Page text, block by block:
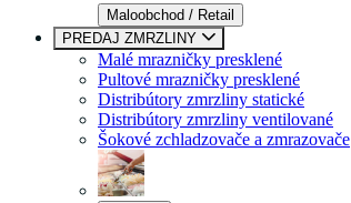
Maloobchod / Retail
PREDAJ ZMRZLINY
Malé mrazničky presklené
Pultové mrazničky presklené
Distribútory zmrzliny statické
Distribútory zmrzliny ventilované
Šokové zchladzovače a zmrazovače